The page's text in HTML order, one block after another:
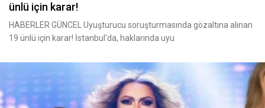
ünlü için karar!
HABERLER GÜNCEL Uyuşturucu soruşturmasında gözaltına alınan
19 ünlü için karar! İstanbul'da, haklarında uyu